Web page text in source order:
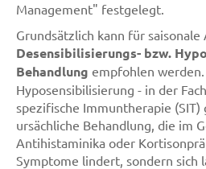
Management" festgelegt.
Grundsätzlich kann für
Desensibilisierungs- bzw.
Behandlung empfohlen
Hyposensibilisierung - in der
spezifische Immuntherapie (SIT)
ursächliche Behandlung, die im
Antihistaminika oder
Symptome lindert, sondern sich